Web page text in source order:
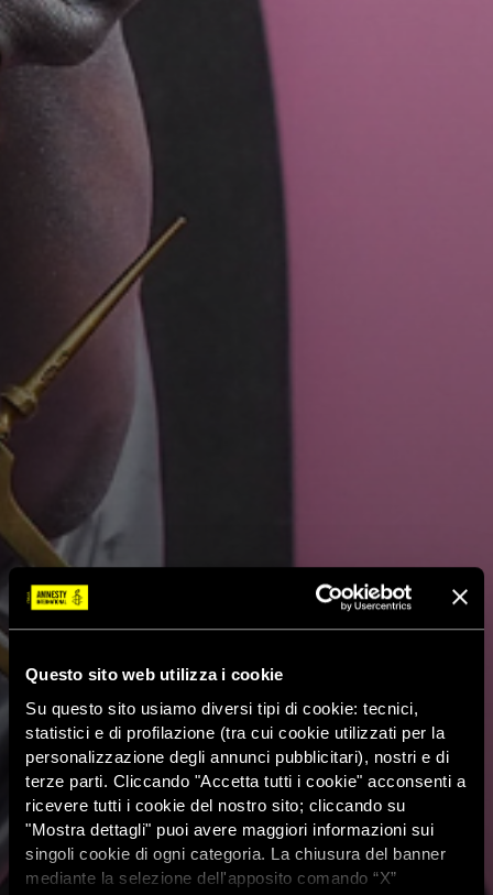
Questo sito web utilizza i cookie
Su questo sito usiamo diversi tipi di cookie: tecnici,
statistici e di profilazione (tra cui cookie utilizzati per la
personalizzazione degli annunci pubblicitari), nostri e di
terze parti. Cliccando "Accetta tutti i cookie" acconsenti a
ricevere tutti i cookie del nostro sito; cliccando su
"Mostra dettagli" puoi avere maggiori informazioni sui
singoli cookie di ogni categoria. La chiusura del banner
mediante la selezione dell'apposito comando “X”